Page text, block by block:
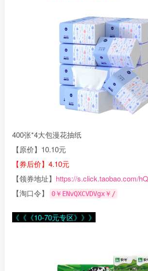
400张*4大包漫花抽纸
【原价】10.10元
【券后价】4.10元
【领券地址】 https://s.click.taobao.com/
【淘口令】
0￥ENvQXCVDVgx￥/
《《《10-70元专区》》》